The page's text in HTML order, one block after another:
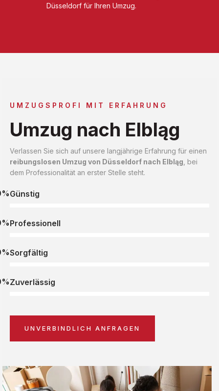
Düsseldorf für Ihren Umzug.
UMZUGSPROFI MIT ERFAHRUNG
Umzug nach Elbląg
Verlassen Sie sich auf unsere langjährige Erfahrung für einen
reibungslosen Umzug von Düsseldorf nach Elbląg , bei
dem Professionalität an erster Stelle steht.
Günstig
Professionell
Sorgfältig
Zuverlässig
UNVERBINDLICH ANFRAGEN